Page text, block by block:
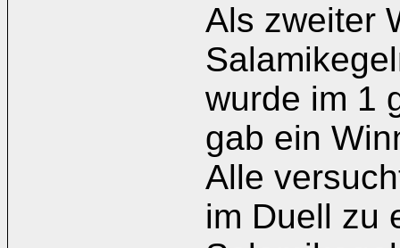
Als zweiter
wurde im 1
gab ein
Alle
im Duell zu